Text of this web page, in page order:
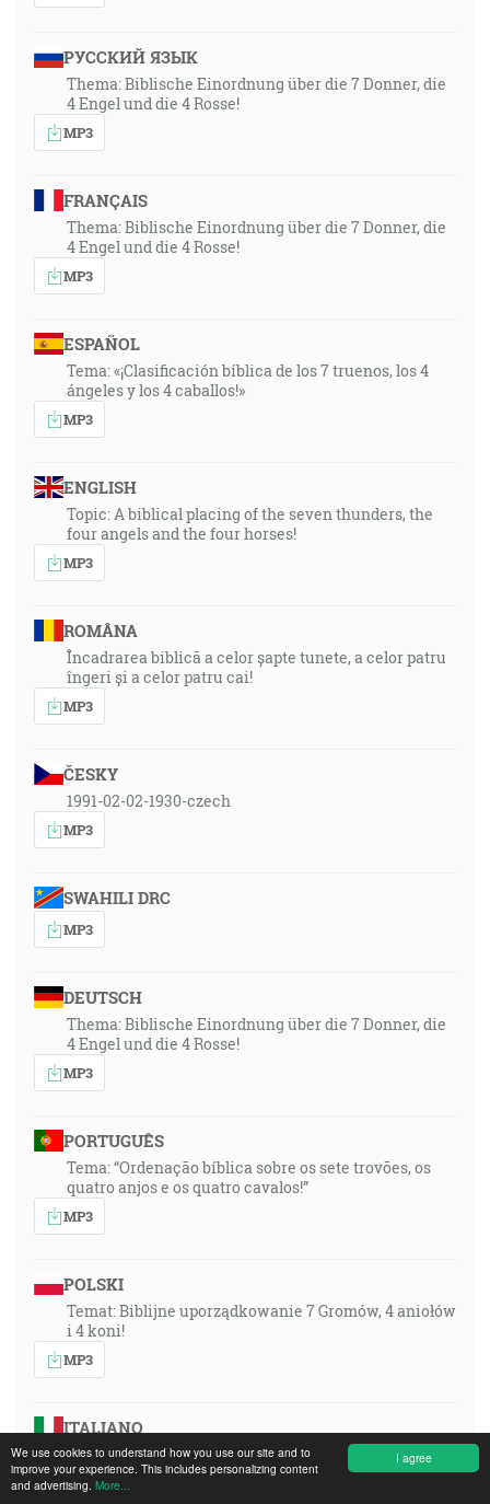
I agree
We use cookies to understand how you use our site and to
improve your experience. This includes personalizing content
and advertising. More...
РУССКИЙ ЯЗЫК
Thema: Biblische Einordnung über die 7 Donner, die
4 Engel und die 4 Rosse!
MP3
FRANÇAIS
Thema: Biblische Einordnung über die 7 Donner, die
4 Engel und die 4 Rosse!
MP3
ESPAÑOL
Tema: «¡Clasificación bíblica de los 7 truenos, los 4
ángeles y los 4 caballos!»
MP3
ENGLISH
Topic: A biblical placing of the seven thunders, the
four angels and the four horses!
MP3
ROMÂNA
Încadrarea biblică a celor șapte tunete, a celor patru
îngeri și a celor patru cai!
MP3
ČESKY
1991-02-02-1930-czech
MP3
SWAHILI DRC
MP3
DEUTSCH
Thema: Biblische Einordnung über die 7 Donner, die
4 Engel und die 4 Rosse!
MP3
PORTUGUÊS
Tema: “Ordenação bíblica sobre os sete trovões, os
quatro anjos e os quatro cavalos!”
MP3
POLSKI
Temat: Biblijne uporządkowanie 7 Gromów, 4 aniołów
i 4 koni!
MP3
ITALIANO
Tema: “Interpretazione biblica dei 7 tuoni, dei 4
angeli e dei 4 cavalli!”